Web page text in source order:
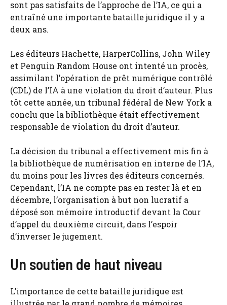
sont pas satisfaits de l’approche de l’IA, ce qui a
entraîné une importante bataille juridique il y a
deux ans.
Les éditeurs Hachette, HarperCollins, John Wiley
et Penguin Random House ont intenté un procès,
assimilant l’opération de prêt numérique contrôlé
(CDL) de l’IA à une violation du droit d’auteur. Plus
tôt cette année, un tribunal fédéral de New York a
conclu que la bibliothèque était effectivement
responsable de violation du droit d’auteur.
La décision du tribunal a effectivement mis fin à
la bibliothèque de numérisation en interne de l’IA,
du moins pour les livres des éditeurs concernés.
Cependant, l’IA ne compte pas en rester là et en
décembre, l’organisation à but non lucratif a
déposé son mémoire introductif devant la Cour
d’appel du deuxième circuit, dans l’espoir
d’inverser le jugement.
Un soutien de haut niveau
L’importance de cette bataille juridique est